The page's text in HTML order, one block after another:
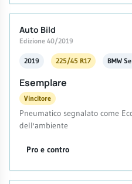
Auto Bild
Edizione 40/2019
2019 225/45 R17 BMW
Esemplare
Vincitore
Pneumatico segnalato come
dell'ambiente
Pro e contro